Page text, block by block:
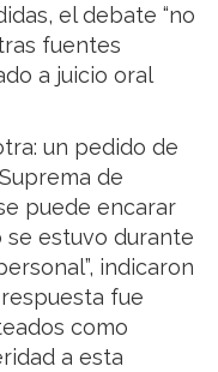
el debate “no
fuentes
a juicio oral
un pedido de
de
puede encarar
estuvo durante
indicaron
fue
como
a esta